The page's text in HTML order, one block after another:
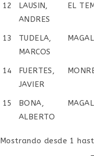
12
LAUSIN,
ANDRES
EL
13
TUDELA,
MARCOS
14
FUERTES,
JAVIER
15
BONA,
ALBERTO
Mostrando desde 1